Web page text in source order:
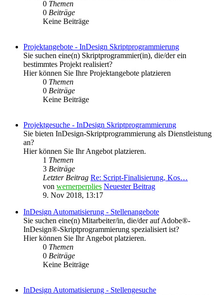
0 Themen
0 Beiträge
Keine Beiträge
Projektangebote - InDesign Skriptprogrammierung
Sie suchen eine(n) Skriptprogrammier(in), die/der ein
bestimmtes Projekt realisiert?
Hier können Sie Ihre Projektangebote platzieren
0 Themen
0 Beiträge
Keine Beiträge
Projektgesuche - InDesign Skriptprogrammierung
Sie bieten InDesign-Skriptprogrammierung als Dienstleistung
an?
Hier können Sie Ihr Angebot platzieren.
1 Themen
3 Beiträge
Letzter Beitrag Re: Script-Finalisierung, Kos…
von wernerperplies Neuester Beitrag
9. Nov 2018, 13:17
InDesign Automatisierung - Stellenangebote
Sie suchen eine(n) Mitarbeiter/in, die/der auf Adobe®-
InDesign®-Skriptprogrammierung spezialisiert ist?
Hier können Sie Ihr Angebot platzieren.
0 Themen
0 Beiträge
Keine Beiträge
InDesign Automatisierung - Stellengesuche